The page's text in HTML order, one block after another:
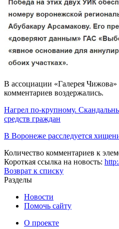
В ассоциации «Галерея
комментариев воздержались.
Нагрел по-крупному.
средств граждан
В Воронеже расследуется
Количество комментариев к
Короткая ссылка на новость:
Возврат к списку
Разделы
Новости
Помочь сайту
О проекте